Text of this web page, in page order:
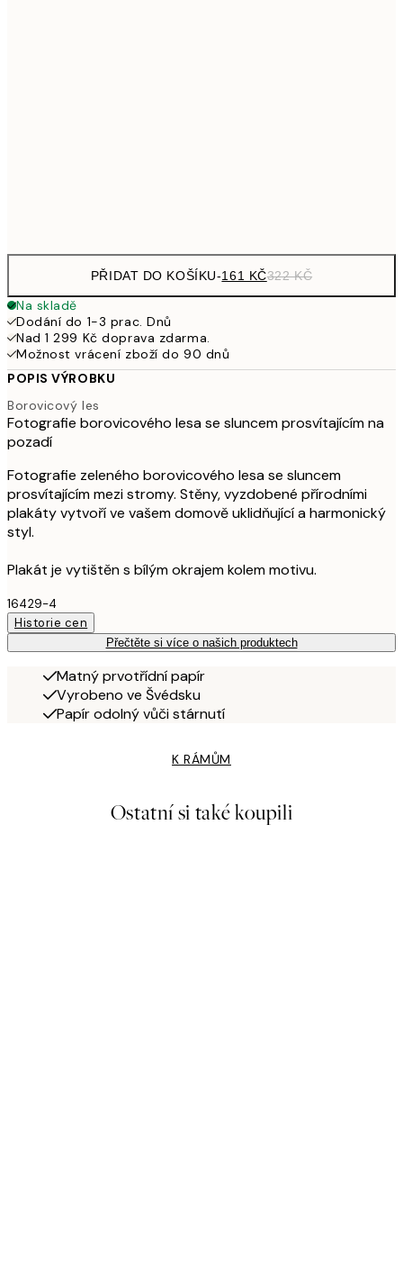
PŘIDAT DO KOŠÍKU-161 KČ322 KČ
Na skladě
Dodání do 1-3 prac. Dnů
Nad 1 299 Kč doprava zdarma.
Možnost vrácení zboží do 90 dnů
POPIS VÝROBKU
Borovicový les
Fotografie borovicového lesa se sluncem prosvítajícím na
pozadí
Fotografie zeleného borovicového lesa se sluncem
prosvítajícím mezi stromy. Stěny, vyzdobené přírodními
plakáty vytvoří ve vašem domově uklidňující a harmonický
styl.
Plakát je vytištěn s bílým okrajem kolem motivu.
16429-4
Historie cen
Přečtěte si více o našich produktech
Matný prvotřídní papír
Vyrobeno ve Švédsku
Papír odolný vůči stárnutí
K RÁMŮM
Ostatní si také koupili